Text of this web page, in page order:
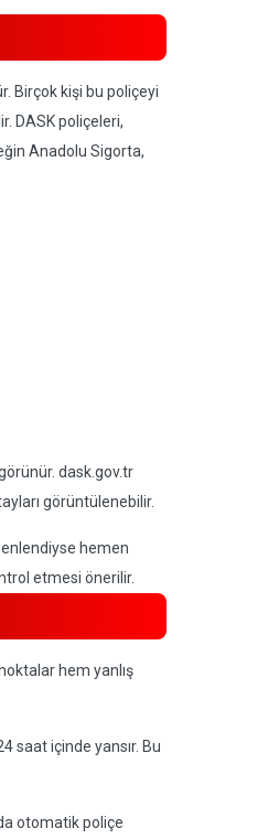
Birçok kişi bu poliçeyi
DASK poliçeleri,
Anadolu Sigorta,
dask.gov.tr
görüntülenebilir.
hemen
etmesi önerilir.
hem yanlış
saat içinde yansır. Bu
otomatik poliçe